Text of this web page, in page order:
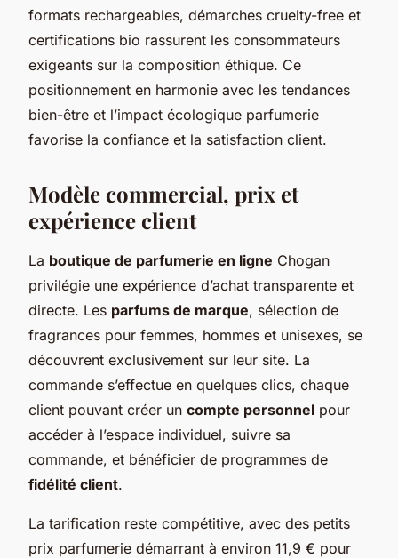
formats rechargeables, démarches cruelty-free et
certifications bio rassurent les consommateurs
exigeants sur la composition éthique. Ce
positionnement en harmonie avec les tendances
bien-être et l’impact écologique parfumerie
favorise la confiance et la satisfaction client.
Modèle commercial, prix et
expérience client
La boutique de parfumerie en ligne Chogan
privilégie une expérience d’achat transparente et
directe. Les parfums de marque, sélection de
fragrances pour femmes, hommes et unisexes, se
découvrent exclusivement sur leur site. La
commande s’effectue en quelques clics, chaque
client pouvant créer un compte personnel pour
accéder à l’espace individuel, suivre sa
commande, et bénéficier de programmes de
fidélité client.
La tarification reste compétitive, avec des petits
prix parfumerie démarrant à environ 11,9 € pour